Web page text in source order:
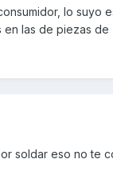
lo suyo
en las de piezas de
soldar eso no te